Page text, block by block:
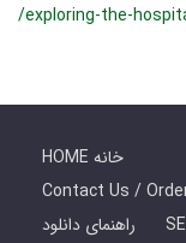
/exploring-the-
HOME خانه
راهنمای دانلود